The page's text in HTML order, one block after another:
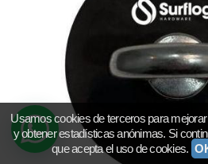
Usamos cookies de terceros para
y obtener estadísticas anónimas. Si
que acepta el uso de cookies.